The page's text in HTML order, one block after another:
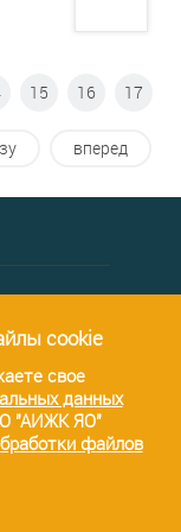
15 16 17
вперед
cookie
свое
данных
"АИЖК ЯО"
файлов